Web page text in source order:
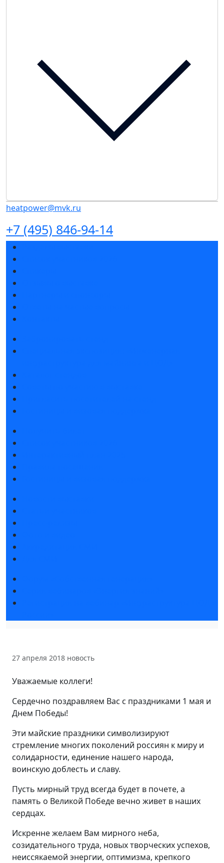
heatpower@mvk.ru
+7 (495) 846-94-14
27 апреля 2018 новость
Уважаемые коллеги!
Сердечно поздравляем Вас с праздниками 1 мая и
Днем Победы!
Эти майские праздники символизируют
стремление многих поколений россиян к миру и
солидарности, единение нашего народа,
воинскую доблесть и славу.
Пусть мирный труд всегда будет в почете, а
память о Великой Победе вечно живет в наших
сердцах.
Искренне желаем Вам мирного неба,
созидательного труда, новых творческих успехов,
неиссякаемой энергии, оптимизма, крепкого